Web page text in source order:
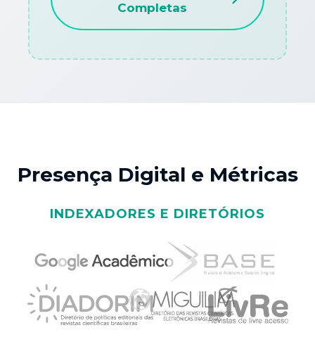
Completas
Presença Digital e Métricas
INDEXADORES E DIRETÓRIOS